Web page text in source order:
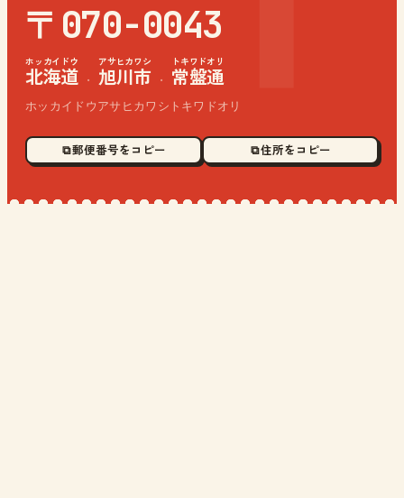
〒070-0043
北海道
ホッカイドウ
· 旭川市
アサヒカワシ
· 常盤通
トキワドオリ
ホッカイドウアサヒカワシトキワドオリ
⧉ 郵便番号をコピー ⧉ 住所をコピー